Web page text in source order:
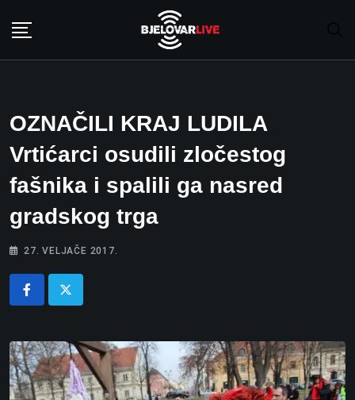
OZNAČILI KRAJ LUDILA
Vrtićarci osudili zločestog
fašnika i spalili ga nasred
gradskog trga
27. VELJAČE 2017.